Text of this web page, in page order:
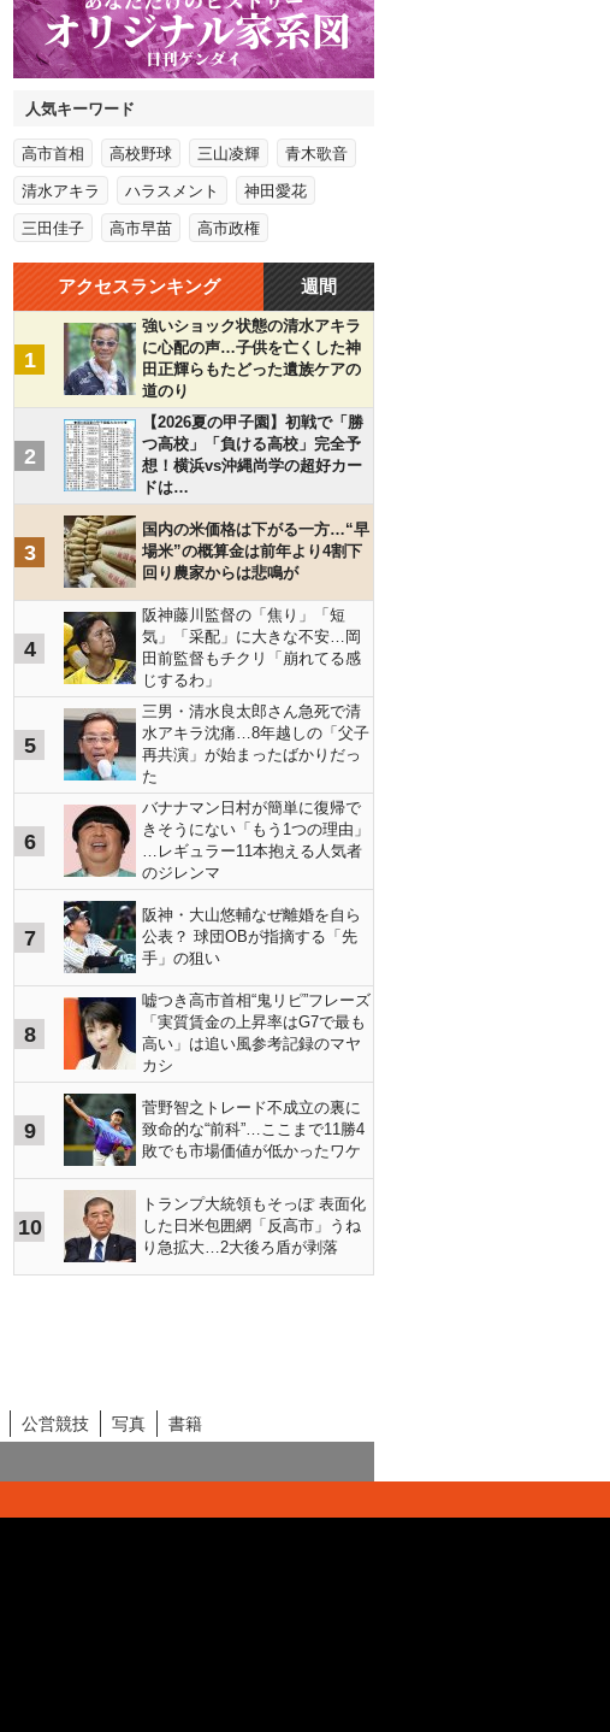
人気キーワード
高市首相 高校野球 三山凌輝 青木歌音
清水アキラ ハラスメント 神田愛花
三田佳子 高市早苗 高市政権
アクセスランキング 週間
1
強いショック状態の清水アキラ
に心配の声…子供を亡くした神
田正輝らもたどった遺族ケアの
道のり
2
【2026夏の甲子園】初戦で「勝
つ高校」「負ける高校」完全予
想！横浜vs沖縄尚学の超好カー
ドは…
3
国内の米価格は下がる一方…“早
場米”の概算金は前年より4割下
回り農家からは悲鳴が
4
阪神藤川監督の「焦り」「短
気」「采配」に大きな不安…岡
田前監督もチクリ「崩れてる感
じするわ」
5
三男・清水良太郎さん急死で清
水アキラ沈痛…8年越しの「父子
再共演」が始まったばかりだっ
た
6
バナナマン日村が簡単に復帰で
きそうにない「もう1つの理由」
…レギュラー11本抱える人気者
のジレンマ
7
阪神・大山悠輔なぜ離婚を自ら
公表？ 球団OBが指摘する「先
手」の狙い
8
嘘つき高市首相“鬼リピ”フレーズ
「実質賃金の上昇率はG7で最も
高い」は追い風参考記録のマヤ
カシ
9
菅野智之トレード不成立の裏に
致命的な“前科”…ここまで11勝4
敗でも市場価値が低かったワケ
10
トランプ大統領もそっぽ 表面化
した日米包囲網「反高市」うね
り急拡大…2大後ろ盾が剥落
公営競技 写真
書籍